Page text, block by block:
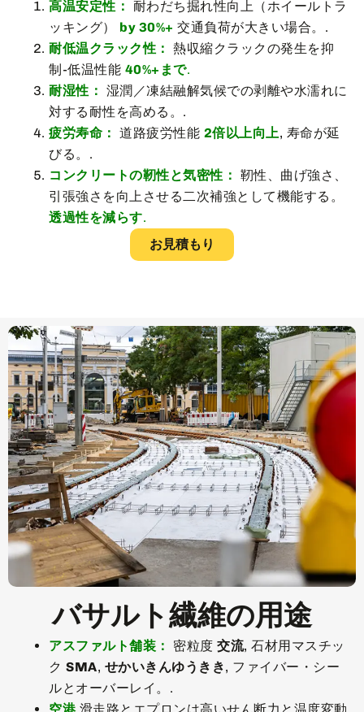
高温安定性： 耐わだち掘れ性向上（ホイールトラ
ッキング）
by 30%+ 交通負荷が大きい場合。.
耐低温クラック性： 熱収縮クラックの発生を抑
制-低温性能 40%+まで.
耐湿性： 湿潤／凍結融解気候での剥離や水濡れに
対する耐性を高める。.
疲労寿命： 道路疲労性能 2倍以上向上, 寿命が延
びる。.
コンクリートの靭性と気密性： 靭性、曲げ強さ、
引張強さを向上させる二次補強として機能する。
透過性を減らす.
お見積もり
バサルト繊維の用途
アスファルト舗装： 密粒度 交流, 石材用マスチッ
ク SMA, せかいきんゆうきき, ファイバー・シー
ルとオーバーレイ。.
空港滑走路とエプロンは高いせん断力と温度変動